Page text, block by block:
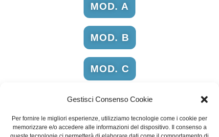
Gestisci Consenso Cookie
Per fornire le migliori esperienze, utilizziamo tecnologie come i cookie per
memorizzare e/o accedere alle informazioni del dispositivo. Il consenso a
MOD. A
MOD. B
MOD. C